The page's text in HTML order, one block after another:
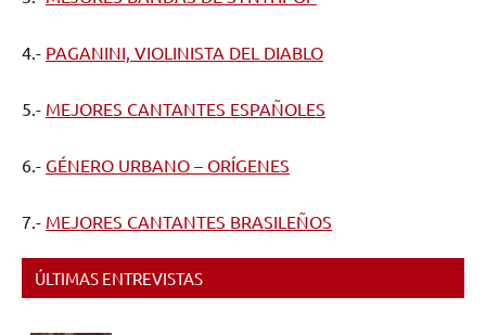
4.- PAGANINI, VIOLINISTA DEL DIABLO
5.- MEJORES CANTANTES ESPAÑOLES
6.- GÉNERO URBANO – ORÍGENES
7.- MEJORES CANTANTES BRASILEÑOS
ÚLTIMAS ENTREVISTAS